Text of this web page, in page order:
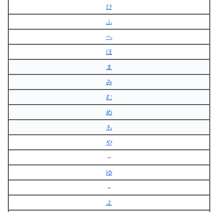
ひ
ふ
へ
ほ
ま
み
む
め
も
や
–
ゆ
–
よ